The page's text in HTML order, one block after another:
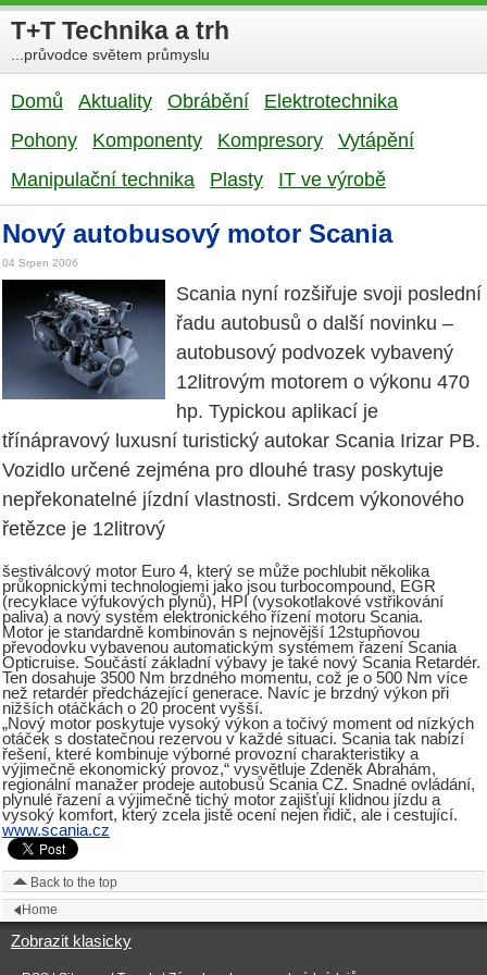
T+T Technika a trh
...průvodce světem průmyslu
Domů Aktuality Obrábění
Elektrotechnika
Pohony
Komponenty Kompresory
Vytápění
Manipulační technika
Plasty IT ve výrobě
Nový autobusový motor Scania
04 Srpen 2006
Scania nyní rozšiřuje svoji poslední
řadu autobusů o další novinku –
autobusový podvozek vybavený
12litrovým motorem o výkonu 470
hp. Typickou aplikací je
třínápravový luxusní turistický autokar Scania Irizar PB.
Vozidlo určené zejména pro dlouhé trasy poskytuje
nepřekonatelné jízdní vlastnosti. Srdcem výkonového
řetězce je 12litrový
šestiválcový motor Euro 4, který se může pochlubit několika
průkopnickými technologiemi jako jsou turbocompound, EGR
(recyklace výfukových plynů), HPI (vysokotlakové vstřikování
paliva) a nový systém elektronického řízení motoru Scania.
Motor je standardně kombinován s nejnovější 12stupňovou
převodovku vybavenou automatickým systémem řazení Scania
Opticruise. Součástí základní výbavy je také nový Scania Retardér.
Ten dosahuje 3500 Nm brzdného momentu, což je o 500 Nm více
než retardér předcházející generace. Navíc je brzdný výkon při
nižších otáčkách o 20 procent vyšší.
„Nový motor poskytuje vysoký výkon a točivý moment od nízkých
otáček s dostatečnou rezervou v každé situaci. Scania tak nabízí
řešení, které kombinuje výborné provozní charakteristiky a
výjimečně ekonomický provoz,“ vysvětluje Zdeněk Abrahám,
regionální manažer prodeje autobusů Scania CZ. Snadné ovládání,
plynulé řazení a výjimečně tichý motor zajišťují klidnou jízdu a
vysoký komfort, který zcela jistě ocení nejen řidič, ale i cestující.
www.scania.cz
Back to the top
Home
Zobrazit klasicky